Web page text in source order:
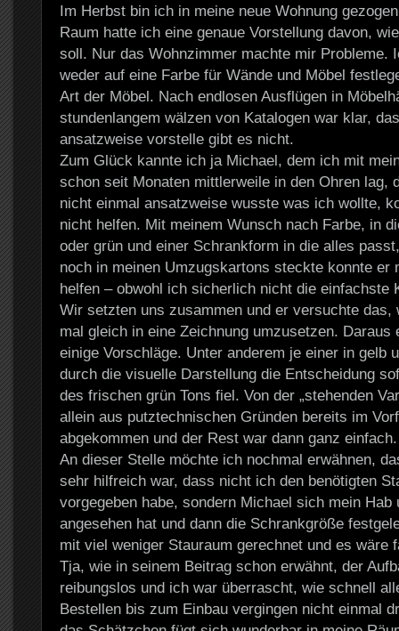
Im Herbst bin ich in meine neue Wohnung
Raum hatte ich eine genaue Vorstellung davon,
soll. Nur das Wohnzimmer machte mir Probleme.
weder auf eine Farbe für Wände und Möbel
Art der Möbel. Nach endlosen Ausflügen in
stundenlangem wälzen von Katalogen war klar,
ansatzweise vorstelle gibt es nicht.
Zum Glück kannte ich ja Michael, dem ich mit
schon seit Monaten mittlerweile in den Ohren lag,
nicht einmal ansatzweise wusste was ich wollte,
nicht helfen. Mit meinem Wunsch nach Farbe, in
oder grün und einer Schrankform in die alles
noch in meinen Umzugskartons steckte konnte er
helfen – obwohl ich sicherlich nicht die einfachste
Wir setzten uns zusammen und er versuchte das,
mal gleich in eine Zeichnung umzusetzen. Daraus
einige Vorschläge. Unter anderem je einer in gelb
durch die visuelle Darstellung die Entscheidung
des frischen grün Tons fiel. Von der „stehenden
allein aus putztechnischen Gründen bereits im
abgekommen und der Rest war dann ganz einfach.
An dieser Stelle möchte ich nochmal erwähnen,
sehr hilfreich war, dass nicht ich den benötigten
vorgegeben habe, sondern Michael sich mein Hab
angesehen hat und dann die Schrankgröße
mit viel weniger Stauraum gerechnet und es wäre
Tja, wie in seinem Beitrag schon erwähnt, der
reibungslos und ich war überrascht, wie schnell
Bestellen bis zum Einbau vergingen nicht einmal